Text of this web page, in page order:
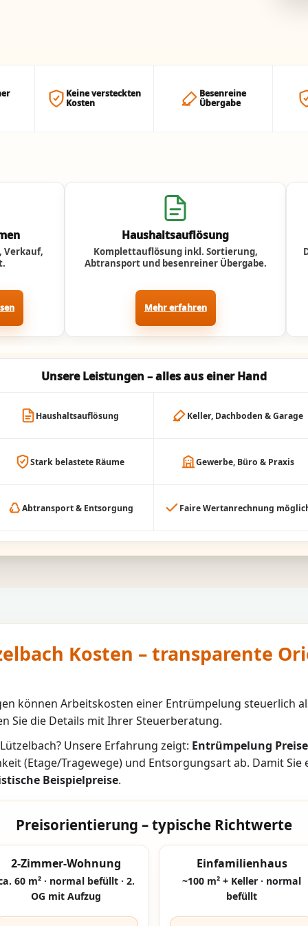
Keine versteckten
Kosten
Besenreine
Übergabe
Verkauf,
Haushaltsauflösung
Komplettauflösung inkl. Sortierung,
Abtransport und besenreiner Übergabe.
Mehr erfahren
Unsere Leistungen – alles aus einer Hand
Haushaltsauflösung Keller, Dachboden & Garage
Stark belastete Räume Gewerbe, Büro & Praxis
Abtransport & Entsorgung Faire Wertanrechnung
Kosten – transparente
können Arbeitskosten einer Entrümpelung steuerlich
Sie die Details mit Ihrer Steuerberatung.
Lützelbach? Unsere Erfahrung zeigt: Entrümpelung Preise
(Etage/Tragewege) und Entsorgungsart ab. Damit
Beispielpreise.
Preisorientierung – typische Richtwerte
2-Zimmer-Wohnung
60 m² · normal befüllt · 2.
OG mit Aufzug
Einfamilienhaus
~100 m² + Keller · normal
befüllt